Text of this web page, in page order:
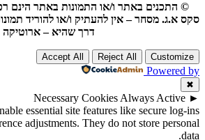
© התכנים באתר ו/או התמונות באתר הינם
סקס א.ג. מסחר – אין להעתיק ו/או להוריד
דרך שהיא – ארוטיקה
Customize
Reject All
Accept All
Powered by
✖
►
Necessary Cookies Always Active
essential site features like secure log-ins
adjustments. They do not store personal
data.